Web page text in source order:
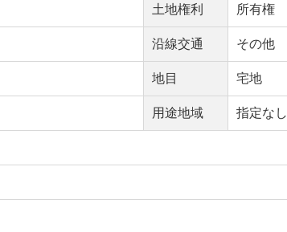
土地権利 所有権
沿線交通 その他
地目 宅地
用途地域 指定なし